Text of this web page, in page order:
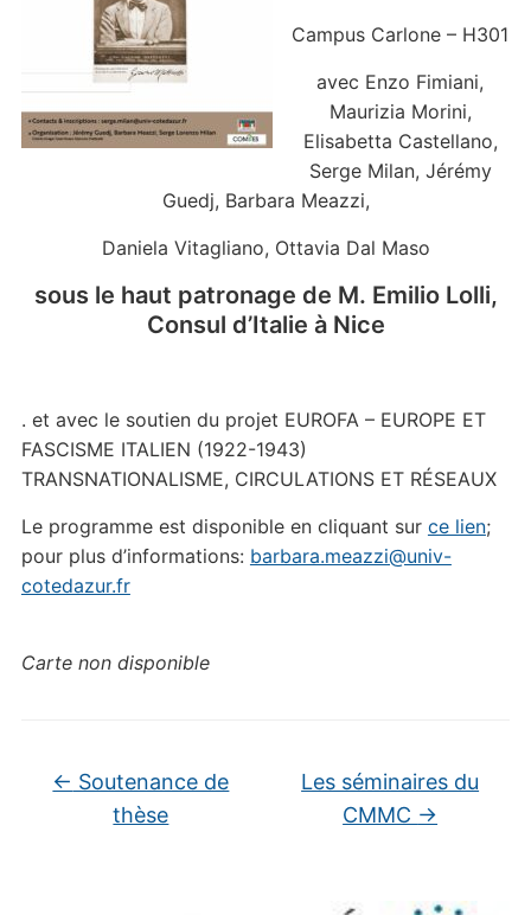
Campus Carlone – H301
avec Enzo Fimiani,
Maurizia Morini,
Elisabetta Castellano,
Serge Milan, Jérémy
Guedj, Barbara Meazzi,
Daniela Vitagliano, Ottavia Dal Maso
sous le haut patronage de M. Emilio Lolli,
Consul d’Italie à Nice
. et avec le soutien du projet EUROFA – EUROPE ET
FASCISME ITALIEN (1922-1943)
TRANSNATIONALISME, CIRCULATIONS ET RÉSEAUX
Le programme est disponible en cliquant sur ce lien;
pour plus d’informations: barbara.meazzi@univ-
cotedazur.fr
Carte non disponible
← Soutenance de
thèse
Les séminaires du
CMMC →